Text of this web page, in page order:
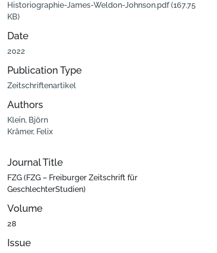
Historiographie-James-Weldon-Johnson.pdf(167.75
KB)
Date
2022
Publication Type
Zeitschriftenartikel
Authors
Klein, Björn
Krämer, Felix
Journal Title
FZG (FZG – Freiburger Zeitschrift für
GeschlechterStudien)
Volume
28
Issue